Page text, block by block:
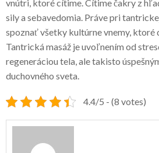
vnútri, ktoré cítime. Cítime čakry z
sily a sebavedomia. Práve pri
spoznať všetky kultúrne vnemy,
Tantrická masáž je uvoľnením od
regeneráciou tela, ale takisto
duchovného sveta.
4.4/5 - (8 votes)